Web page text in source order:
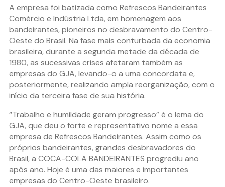
A empresa foi batizada como Refrescos Bandeirantes
Comércio e Indústria Ltda, em homenagem aos
bandeirantes, pioneiros no desbravamento do Centro-
Oeste do Brasil. Na fase mais conturbada da economia
brasileira, durante a segunda metade da década de
1980, as sucessivas crises afetaram também as
empresas do GJA, levando-o a uma concordata e,
posteriormente, realizando ampla reorganização, com o
início da terceira fase de sua história.
“Trabalho e humildade geram progresso” é o lema do
GJA, que deu o forte e representativo nome a essa
empresa de Refrescos Bandeirantes. Assim como os
próprios bandeirantes, grandes desbravadores do
Brasil, a COCA-COLA BANDEIRANTES progrediu ano
após ano. Hoje é uma das maiores e importantes
empresas do Centro-Oeste brasileiro.